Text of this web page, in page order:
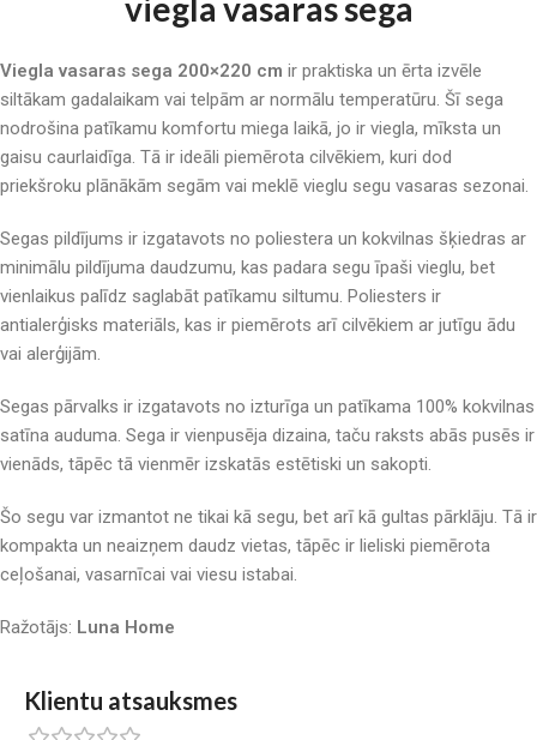
viegla vasaras sega
Viegla vasaras sega 200×220 cm ir praktiska un ērta izvēle
siltākam gadalaikam vai telpām ar normālu temperatūru. Šī sega
nodrošina patīkamu komfortu miega laikā, jo ir viegla, mīksta un
gaisu caurlaidīga. Tā ir ideāli piemērota cilvēkiem, kuri dod
priekšroku plānākām segām vai meklē vieglu segu vasaras sezonai.
Segas pildījums ir izgatavots no poliestera un kokvilnas šķiedras ar
minimālu pildījuma daudzumu, kas padara segu īpaši vieglu, bet
vienlaikus palīdz saglabāt patīkamu siltumu. Poliesters ir
antialerģisks materiāls, kas ir piemērots arī cilvēkiem ar jutīgu ādu
vai alerģijām.
Segas pārvalks ir izgatavots no izturīga un patīkama 100% kokvilnas
satīna auduma. Sega ir vienpusēja dizaina, taču raksts abās pusēs ir
vienāds, tāpēc tā vienmēr izskatās estētiski un sakopti.
Šo segu var izmantot ne tikai kā segu, bet arī kā gultas pārklāju. Tā ir
kompakta un neaizņem daudz vietas, tāpēc ir lieliski piemērota
ceļošanai, vasarnīcai vai viesu istabai.
Ražotājs: Luna Home
Klientu atsauksmes